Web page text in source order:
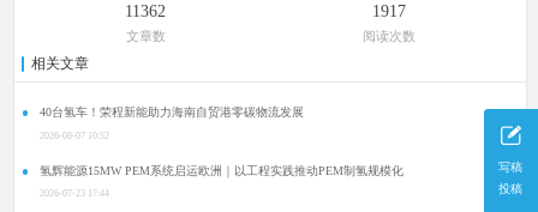
写稿
投稿
11362
文章数
1917
阅读次数
相关文章
40台氢车！荣程新能助力海南自贸港零碳物流发展
2026-08-07 10:52
氢辉能源15MW PEM系统启运欧洲｜以工程实践推动PEM制氢规模化
2026-07-23 17:44